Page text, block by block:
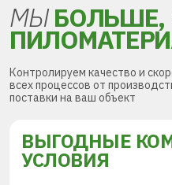
МЫБОЛЬШЕ,
Контролируем качество и
всех процессов от
поставки на ваш объект
ВЫГОДНЫЕ
УСЛОВИЯ